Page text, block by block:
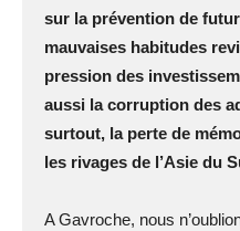
sur la prévention de
mauvaises habitudes
pression des
aussi la corruption des
surtout, la perte de
les rivages de l’Asie du
A Gavroche, nous